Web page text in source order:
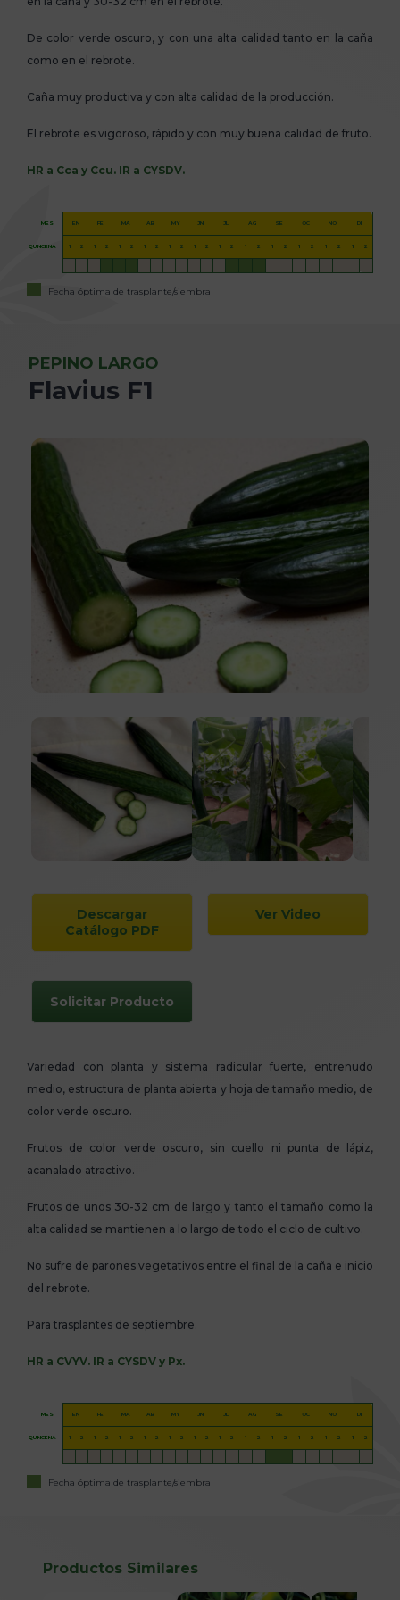
De color verde oscuro, y con una alta calidad tanto en la caña
como en el rebrote.
Caña muy productiva y con alta calidad de la producción.
El rebrote es vigoroso, rápido y con muy buena calidad de fruto.
HR a Cca y Ccu. IR a CYSDV.
MES EN FE MA AB MY JN JL AG SE OC NO DI
QUINCENA 1 2 1 2 1 2 1 2 1 2 1 2 1 2 1 2 1 2 1 2 1 2 1 2
Fecha óptima de trasplante/siembra
Descargar
Catálogo PDF
Ver Video
Solicitar Producto
PEPINO LARGO
Flavius F1
Variedad con planta y sistema radicular fuerte, entrenudo
medio, estructura de planta abierta y hoja de tamaño medio, de
color verde oscuro.
Frutos de color verde oscuro, sin cuello ni punta de lápiz,
acanalado atractivo.
Frutos de unos 30-32 cm de largo y tanto el tamaño como la
alta calidad se mantienen a lo largo de todo el ciclo de cultivo.
No sufre de parones vegetativos entre el final de la caña e inicio
del rebrote.
Para trasplantes de septiembre.
HR a CVYV. IR a CYSDV y Px.
MES EN FE MA AB MY JN JL AG SE OC NO DI
QUINCENA 1 2 1 2 1 2 1 2 1 2 1 2 1 2 1 2 1 2 1 2 1 2 1 2
Fecha óptima de trasplante/siembra
Productos Similares